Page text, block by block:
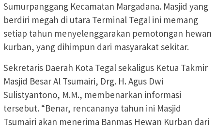
Sumurpanggang Kecamatan Margadana. Masjid yang
berdiri megah di utara Terminal Tegal ini memang
setiap tahun menyelenggarakan pemotongan hewan
kurban, yang dihimpun dari masyarakat sekitar.
Sekretaris Daerah Kota Tegal sekaligus Ketua Takmir
Masjid Besar Al Tsumairi, Drg. H. Agus Dwi
Sulistyantono, M.M., membenarkan informasi
tersebut. “Benar, rencananya tahun ini Masjid
Tsumairi akan menerima Banmas Hewan Kurban dari